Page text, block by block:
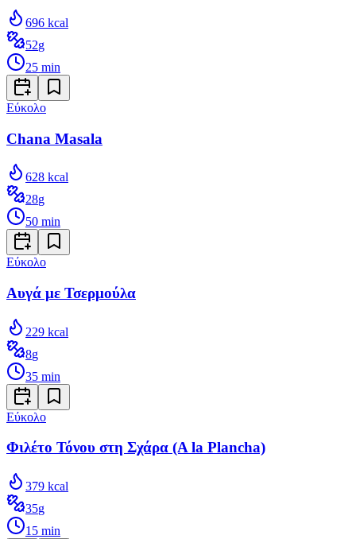
696 kcal
52g
25 min
Εύκολο
Chana Masala
628 kcal
28g
50 min
Εύκολο
Αυγά με Τσερμούλα
229 kcal
8g
35 min
Εύκολο
Φιλέτο Τόνου στη Σχάρα (A la Plancha)
379 kcal
35g
15 min